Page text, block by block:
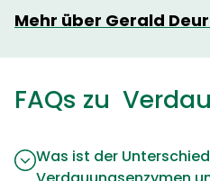
Mehr über Gerald
FAQs zu
Was ist der